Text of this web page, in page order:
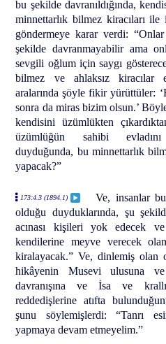
bu şekilde davranıldığında,
minnettarlık bilmez kiracıları
göndermeye karar verdi:
şekilde davranmayabilir ama
sevgili oğlum için saygı
bilmez ve ahlaksız kiracılar
aralarında şöyle fikir yürüttüler:
sonra da miras bizim olsun.’
kendisini üzümlükten
üzümlüğün sahibi
duyduğunda, bu minnettarlık
yapacak?”
173:4.3 (1894.1)
Ve, insanlar
olduğu duyduklarında, şu
acınası kişileri yok edecek
kendilerine meyve verecek
kiralayacak.” Ve, dinlemiş olan
hikâyenin Musevi ulusuna
davranışına ve İsa ve
reddedişlerine atıfta
şunu söylemişlerdi: “Tanrı
yapmaya devam etmeyelim.”